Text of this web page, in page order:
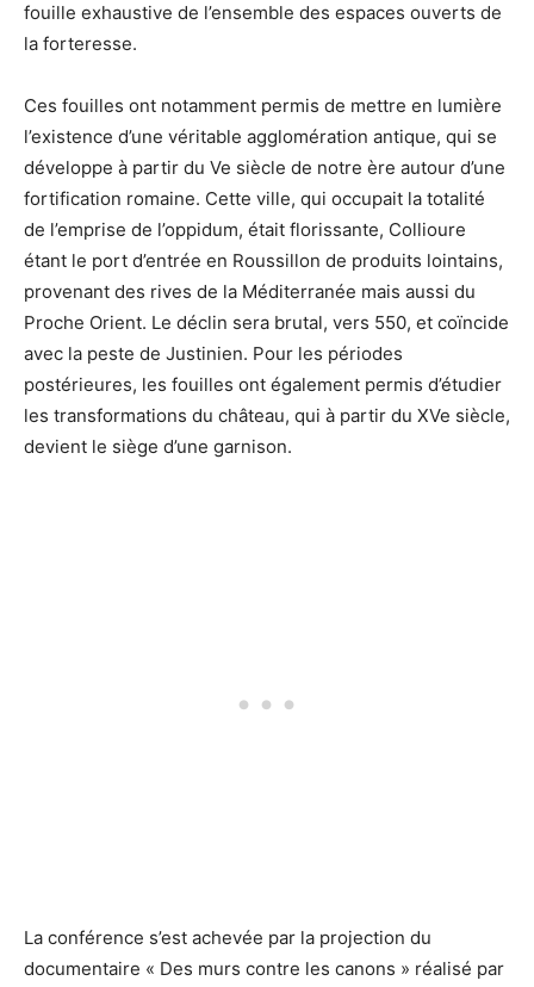
fouille exhaustive de l’ensemble des espaces ouverts de
la forteresse.
Ces fouilles ont notamment permis de mettre en lumière
l’existence d’une véritable agglomération antique, qui se
développe à partir du Ve siècle de notre ère autour d’une
fortification romaine. Cette ville, qui occupait la totalité
de l’emprise de l’oppidum, était florissante, Collioure
étant le port d’entrée en Roussillon de produits lointains,
provenant des rives de la Méditerranée mais aussi du
Proche Orient. Le déclin sera brutal, vers 550, et coïncide
avec la peste de Justinien. Pour les périodes
postérieures, les fouilles ont également permis d’étudier
les transformations du château, qui à partir du XVe siècle,
devient le siège d’une garnison.
La conférence s’est achevée par la projection du
documentaire « Des murs contre les canons » réalisé par